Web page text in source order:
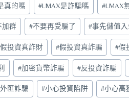
真的嗎 #LMAX是詐騙嗎 #LMAX
加群 #不要再受騙了 #事先儲值
假投資真詐財 #假投資真詐騙 #假
#加密貨幣詐騙 #反投資詐騙
外匯詐騙 #小心投資陷阱 #小心高